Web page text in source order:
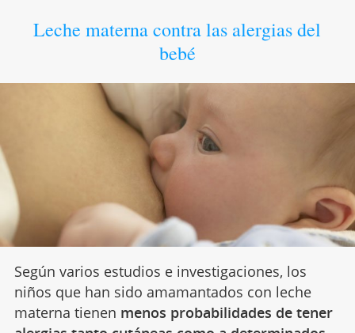
Leche materna contra las alergias del
bebé
Según varios estudios e investigaciones, los
niños que han sido amamantados con leche
materna tienen menos probabilidades de tener